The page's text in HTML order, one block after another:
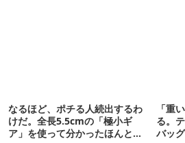
なるほど、ポチる人続出するわ
けだ。全長5.5cmの「極小ギ
ア」を使って分かったほんとの
「重
る。
バッ